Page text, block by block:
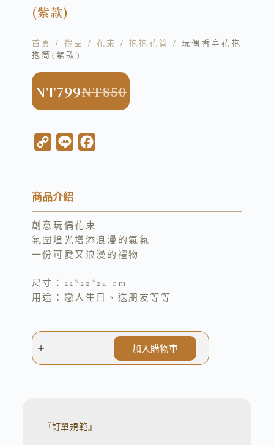
(紫款)
首頁 / 禮品 / 花束 / 抱抱花筒
/ 玩偶香皂花抱
抱筒(紫款)
NT850
NT799
y
L
i
n
e
b
o
k
商品介紹
創意玩偶花束
氛圍燈光增添浪漫的氣氛
一份可愛又浪漫的禮物
尺寸：22*22*24 cm
用途：戀人生日、送朋友等等
加入購物車
『訂單規範』